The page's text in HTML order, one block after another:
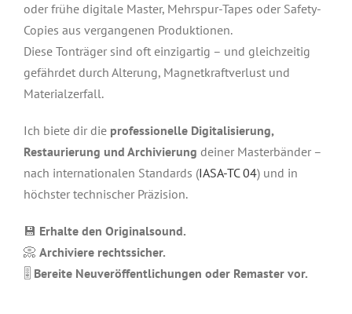
Angebot
oder frühe digitale Master, Mehrspur-Tapes oder Safety-
Copies aus vergangenen Produktionen.
Diese Tonträger sind oft einzigartig – und gleichzeitig
gefährdet durch Alterung, Magnetkraftverlust und
Materialzerfall.
Ich biete dir die professionelle Digitalisierung,
Restaurierung und Archivierung deiner Masterbänder –
nach internationalen Standards (IASA-TC 04) und in
höchster technischer Präzision.
💾 Erhalte den Originalsound.
📀 Archiviere rechtssicher.
🎚️ Bereite Neuveröffentlichungen oder Remaster vor.